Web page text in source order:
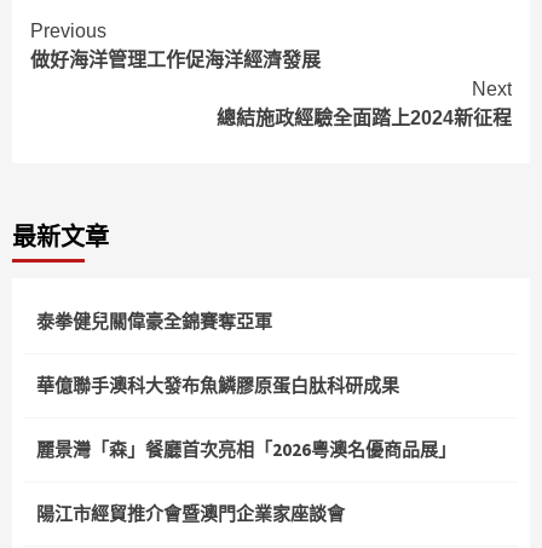
Continue
Reading
Previous
做好海洋管理工作促海洋經濟發展
Next
總結施政經驗全面踏上2024新征程
最新文章
泰拳健兒關偉豪全錦賽奪亞軍
華億聯手澳科大發布魚鱗膠原蛋白肽科研成果
麗景灣「森」餐廳首次亮相「2026粵澳名優商品展」
陽江市經貿推介會暨澳門企業家座談會